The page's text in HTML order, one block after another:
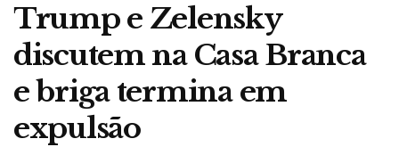
Trump e Zelensky
discutem na Casa Branca
e briga termina em
expulsão